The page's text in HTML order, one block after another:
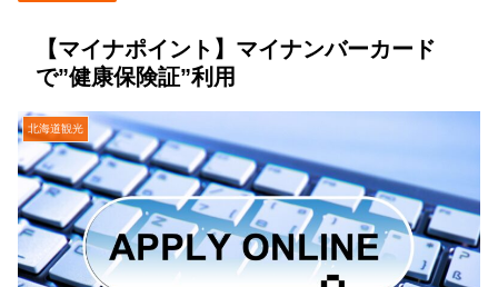
【マイナポイント】マイナンバーカード
で”健康保険証”利用
北海道観光